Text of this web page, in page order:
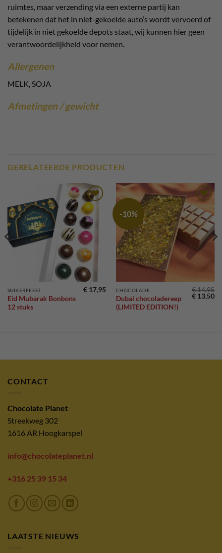
ruimtes, maar verzending via een externe partij kan
betekenen dat het in niet-gekoelde auto’s wordt vervoerd of
tijdelijk in niet gekoelde depots staat, wij kunnen hier geen
verantwoordelijkheid voor nemen.
Allergenen
MELK, SOJA
Afmetingen / gewicht
GERELATEERDE PRODUCTEN
Toevoegen
aan
verlanglijst
SUIKERFEEST
Eid Mubarak Bonbons
12 stuks
€ 17,95
-10%
Toevoegen
aan
verlanglijst
CHOCOLADE
Dubai chocoladereep
(LIMITED EDITION!)
€14,95
€ 13,50
CONTACT
Chocolate Planet
Streekweg 302
1616 AR Hoogkarspel
info@chocolateplanet.nl
+316 25 39 15 34
LAATSTE NIEUWS